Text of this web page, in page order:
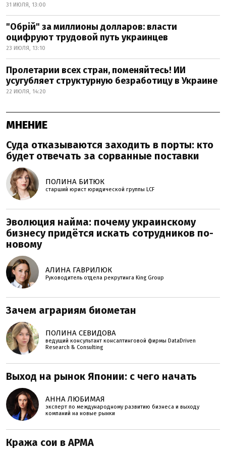
31 ИЮЛЯ, 13:00
"Обрій" за миллионы долларов: власти
оцифруют трудовой путь украинцев
23 ИЮЛЯ, 13:10
Пролетарии всех стран, поменяйтесь! ИИ
усугубляет структурную безработицу в Украине
22 ИЮЛЯ, 14:20
МНЕНИЕ
Суда отказываются заходить в порты: кто
будет отвечать за сорванные поставки
ПОЛИНА БИТЮК
старший юрист юридической группы LCF
Эволюция найма: почему украинскому
бизнесу придётся искать сотрудников по-
новому
АЛИНА ГАВРИЛЮК
Руководитель отдела рекрутинга King Group
Зачем аграриям биометан
ПОЛИНА СЕВИДОВА
ведущий консультант консалтинговой фирмы DataDriven
Research & Consulting
Выход на рынок Японии: с чего начать
АННА ЛЮБИМАЯ
эксперт по международному развитию бизнеса и выходу
компаний на новые рынки
Кража сои в АРМА